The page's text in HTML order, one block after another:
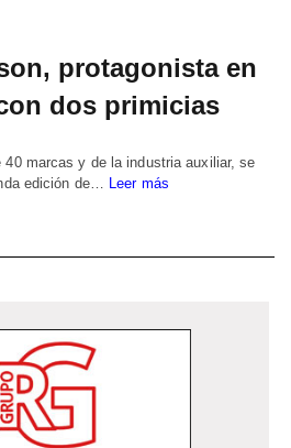
protagonista en
dos primicias
40 marcas y de la industria auxiliar, se
edición de… Leer más